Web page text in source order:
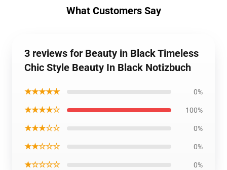
What Customers Say
3 reviews for Beauty in Black Timeless
Chic Style Beauty In Black Notizbuch
★★★★★ 0%
★★★★☆ 100%
★★★☆☆ 0%
★★☆☆☆ 0%
★☆☆☆☆ 0%